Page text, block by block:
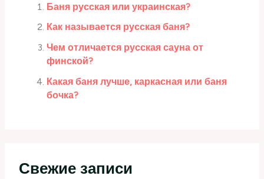
Баня русская или украинская?
Как называется русская баня?
Чем отличается русская сауна от
финской?
Какая баня лучше, каркасная или баня
бочка?
Свежие записи